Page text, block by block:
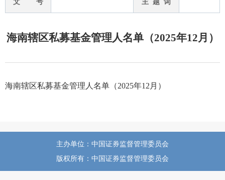
文 号 主 题 词
海南辖区私募基金管理人名单（2025年12月）
海南辖区私募基金管理人名单（2025年12月）
主办单位：中国证券监督管理委员会
版权所有：中国证券监督管理委员会